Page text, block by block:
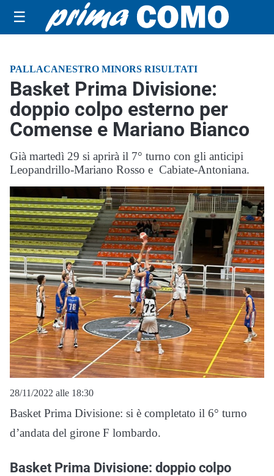
☰
PALLACANESTRO MINORS RISULTATI
Basket Prima Divisione:
doppio colpo esterno per
Comense e Mariano Bianco
Già martedì 29 si aprirà il 7° turno con gli anticipi
Leopandrillo-Mariano Rosso e Cabiate-Antoniana.
28/11/2022 alle 18:30
Basket Prima Divisione: si è completato il 6° turno
d’andata del girone F lombardo.
Basket Prima Divisione: doppio colpo